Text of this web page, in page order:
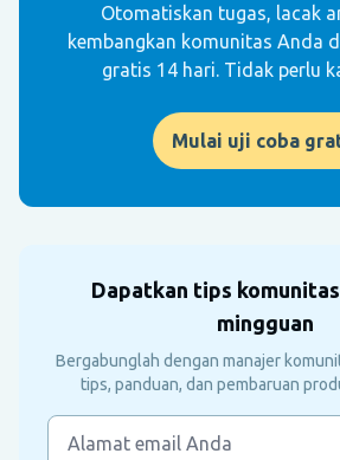
Otomatiskan tugas, lacak
kembangkan komunitas Anda
gratis 14 hari. Tidak perlu
Mulai uji coba
Dapatkan tips
mingguan
Bergabunglah dengan manajer
tips, panduan, dan pembaruan